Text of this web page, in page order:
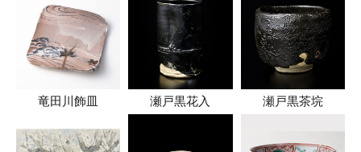
竜田川飾皿 瀬戸黒花入 瀬戸黒茶垸